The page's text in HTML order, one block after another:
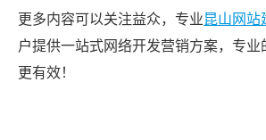
更多内容可以关注益众，专业昆山网站
户提供一站式网络开发营销方案，专业
更有效！